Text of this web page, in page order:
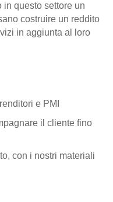
questo settore un
costruire un reddito
in aggiunta al loro
e PMI
il cliente fino
con i nostri materiali